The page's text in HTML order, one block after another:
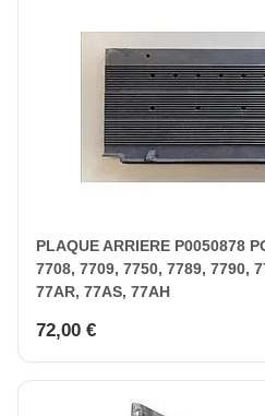
PLAQUE ARRIERE P0050878
7708, 7709, 7750, 7789, 7790,
77AR, 77AS, 77AH
72,00 €